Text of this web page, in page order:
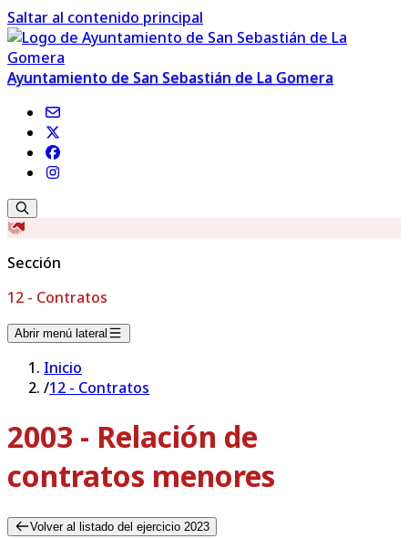
Saltar al contenido principal
Ayuntamiento de San Sebastián de La Gomera
Sección
12 - Contratos
Abrir menú lateral
Inicio
/12 - Contratos
2003 - Relación de
contratos menores
Volver al listado del ejercicio 2023